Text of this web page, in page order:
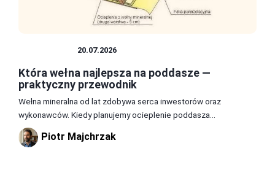
20.07.2026
Która wełna najlepsza na poddasze —
praktyczny przewodnik
Wełna mineralna od lat zdobywa serca inwestorów oraz
wykonawców. Kiedy planujemy ocieplenie poddasza...
Piotr Majchrzak